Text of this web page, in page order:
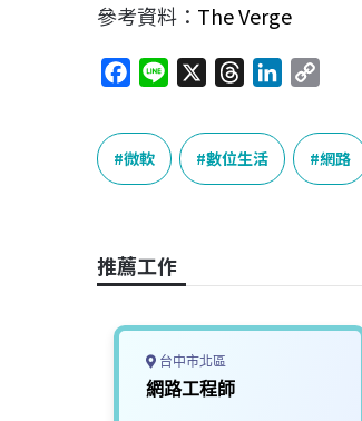
參考資料： The Verge
c
e
b
k
e
r
e
a
k
p
y
L
微軟 數位生活 網路
推薦工作
台中市北區
網路工程師